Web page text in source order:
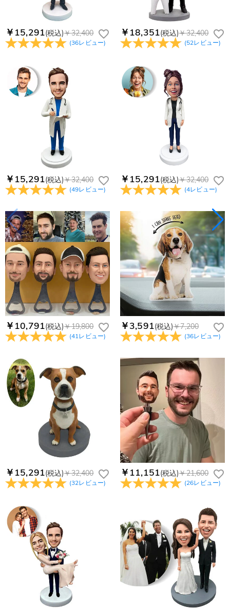
￥15,291(税込)￥32,400
(36レビュー)
￥18,351(税込)￥32,400
(52レビュー)
￥15,291(税込)￥32,400
(49レビュー)
￥15,291(税込)￥32,400
(4レビュー)
￥10,791(税込)￥19,800
(41レビュー)
￥3,591(税込)￥7,200
(36レビュー)
￥15,291(税込)￥32,400
(32レビュー)
￥11,151(税込)￥21,600
(26レビュー)